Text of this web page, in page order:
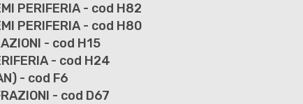
PERIFERIA - cod H82
PERIFERIA - cod H80
- cod H15
- cod H24
- cod F6
- cod D67